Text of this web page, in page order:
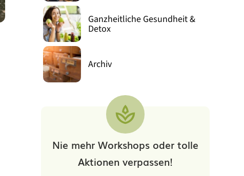
Ganzheitliche Gesundheit &
Detox
Archiv
Nie mehr Workshops oder tolle
Aktionen verpassen!